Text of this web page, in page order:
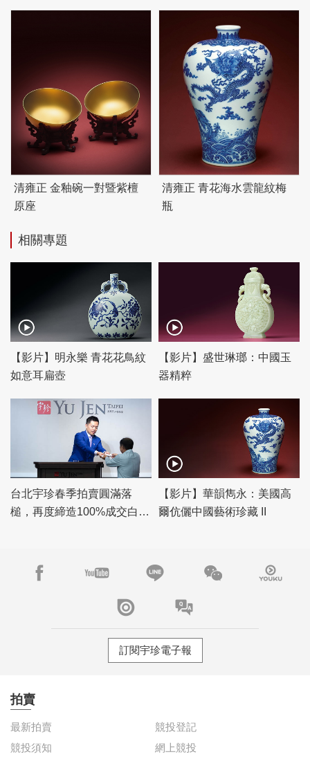
清雍正 金釉碗一對暨紫檀
原座
清雍正 青花海水雲龍紋梅
瓶
相關專題
【影片】明永樂 青花花鳥紋
如意耳扁壺
【影片】盛世琳瑯：中國玉
器精粹
台北宇珍春季拍賣圓滿落
槌，再度締造100%成交白手
【影片】華韻雋永：美國高
爾伉儷中國藝術珍藏 II
訂閱宇珍電子報
拍賣
最新拍賣
競投登記
競投須知
網上競投